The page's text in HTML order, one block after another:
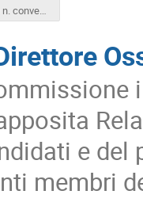
Delibera n. convenzione INAF-SNS.docx
e del
membri